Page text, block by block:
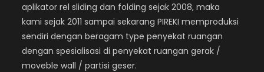
aplikator rel sliding dan folding sejak 2008, maka
kami sejak 2011 sampai sekarang PIREKI memproduksi
sendiri dengan beragam type penyekat ruangan
dengan spesialisasi di penyekat ruangan gerak /
moveble wall / partisi geser.